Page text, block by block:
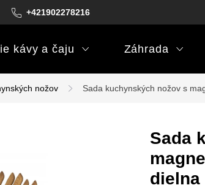
+421902278216
Podmienky darčekových poukazov
kávy a čaju Záhrada
nožov Sada kuchynských nožov s
Sada
dielna